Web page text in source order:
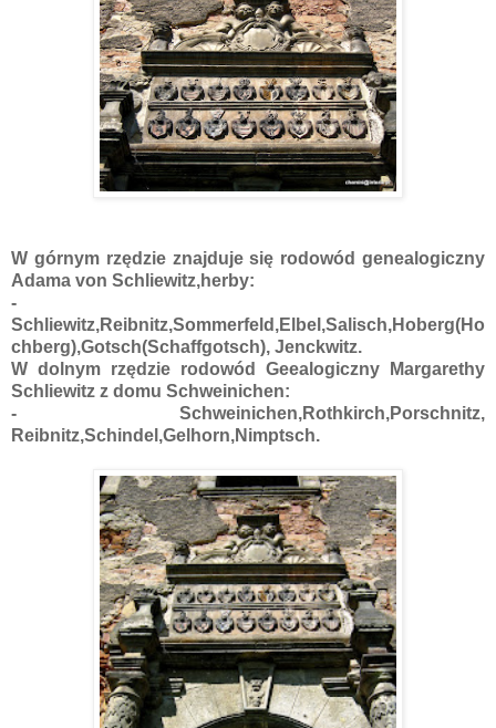
W górnym rzędzie znajduje się rodowód genealogiczny
Adama von Schliewitz,herby:
-
Schliewitz,Reibnitz,Sommerfeld,Elbel,Salisch,Hoberg(Ho
chberg),Gotsch(Schaffgotsch), Jenckwitz.
W dolnym rzędzie rodowód Geealogiczny Margarethy
Schliewitz z domu Schweinichen:
- Schweinichen,Rothkirch,Porschnitz,
Reibnitz,Schindel,Gelhorn,Nimptsch.